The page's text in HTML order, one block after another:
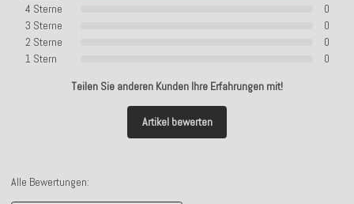
4 Sterne
0
3 Sterne
0
2 Sterne
0
1 Stern
0
Teilen Sie anderen Kunden Ihre Erfahrungen mit!
Artikel bewerten
Alle Bewertungen: